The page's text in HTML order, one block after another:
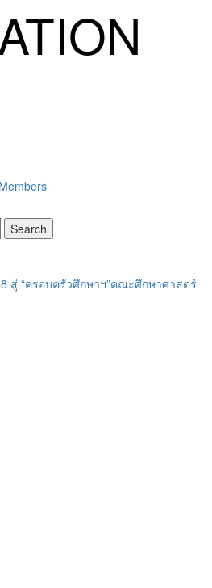
สู่ “ครอบครัวศึกษาฯ”คณะศึกษาศาสตร์